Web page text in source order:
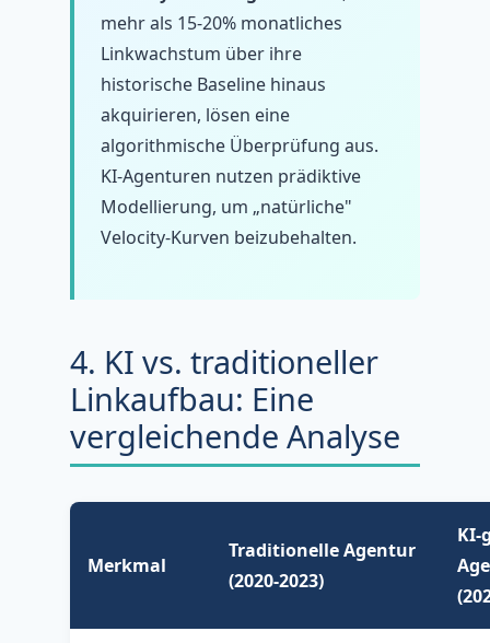
mehr als 15-20% monatliches
Linkwachstum über ihre
historische Baseline hinaus
akquirieren, lösen eine
algorithmische Überprüfung aus.
KI-Agenturen nutzen prädiktive
Modellierung, um „natürliche"
Velocity-Kurven beizubehalten.
4. KI vs. traditioneller
Linkaufbau: Eine
vergleichende Analyse
Merkmal
Traditionelle Agentur
(2020-2023)
KI-